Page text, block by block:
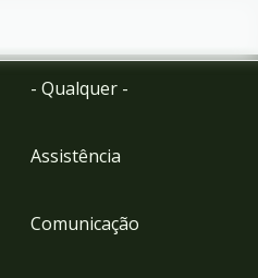
- Qualquer -
Assistência
Comunicação